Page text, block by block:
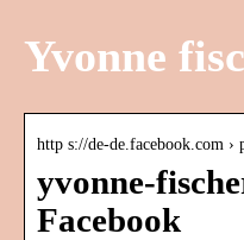
Yvonne
http s://de-de.facebook.com ›
yvonne-
Facebook